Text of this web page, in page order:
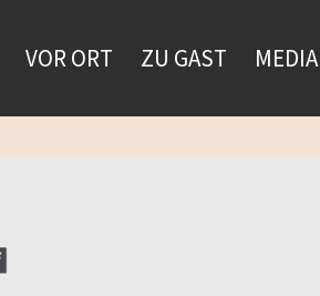
VOR ORT ZU GAST MEDIA